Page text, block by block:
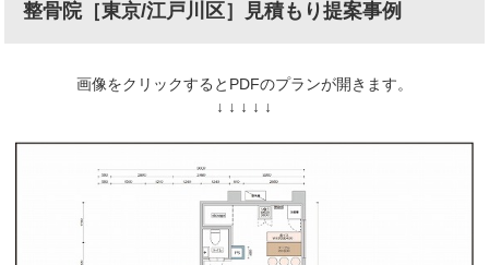
整骨院［東京/江戸川区］見積もり提案事例
画像をクリックするとPDFのプランが開きます。
↓ ↓ ↓ ↓ ↓